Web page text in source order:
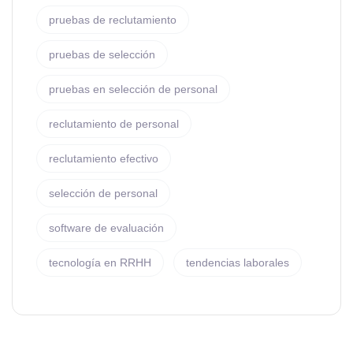
pruebas de reclutamiento
pruebas de selección
pruebas en selección de personal
reclutamiento de personal
reclutamiento efectivo
selección de personal
software de evaluación
tecnología en RRHH tendencias laborales